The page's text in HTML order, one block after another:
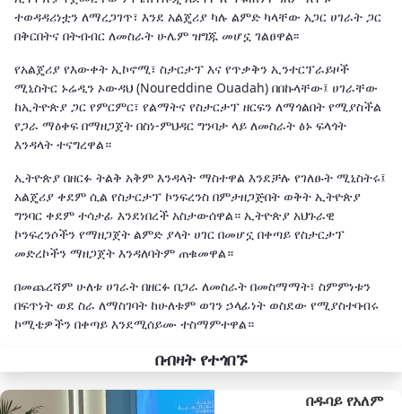
ተወዳዳሪነቷን ለማረጋገጥ፣ እንደ አልጄሪያ ካሉ ልምድ ካላቸው አጋር ሀገራት ጋር
በቅርበትና በትብብር ለመስራት ሁሌም ዝግጁ መሆኗ ገልፀዋል፡፡
የአልጄሪያ የእውቀት ኢኮኖሚ፣ ስታርታፕ እና የጥቃቅን ኢንተርፕራይዞች
ሚኒስትር ኑሬዲን ኦውዳህ (Noureddine Ouadah) በበኩላቸው፤ ሀገራቸው
ከኢትዮጵያ ጋር የምርምር፣ የልማትና የስታርታፕ ዘርፍን ለማጎልበት የሚያስችል
የጋራ ማዕቀፍ በማዘጋጀት በስነ-ምህዳር ግንባታ ላይ ለመስራት ፅኑ ፍላጎት
እንዳላት ተናግረዋል።
ኢትዮጵያ በዘርፉ ትልቅ አቅም እንዳላት ማስተዋል እንደቻሉ የገለፁት ሚኒስትሩ፤
አልጄሪያ ቀደም ሲል የስታርታፕ ኮንፍረንስ በምታዘጋጅበት ወቅት ኢትዮጵያ
ግንባር ቀደም ተሳታፊ እንደነበረች አስታውሰዋል። ኢትዮጵያ አህጉራዊ
ኮንፍረንሶችን የማዘጋጀት ልምድ ያላት ሀገር በመሆኗ በቀጣይ የስታርታፕ
መድረኮችን ማዘጋጀት እንዳለባትም ጠቁመዋል።
በመጨረሻም ሁለቱ ሀገራት በዘርፉ በጋራ ለመስራት በመስማማት፣ ስምምነቱን
በፍጥነት ወደ ስራ ለማስገባት ከሁለቱም ወገን ኃላፊነት ወስደው የሚያስተባብሩ
ኮሚቴዎችን በቀጣይ እንደሚሰይሙ ተስማምተዋል።
በብዛት የተጎበኙ
በዱባይ የአለም